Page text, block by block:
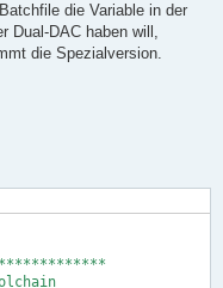
die Variable in der
Dual-DAC haben will,
die Spezialversion.